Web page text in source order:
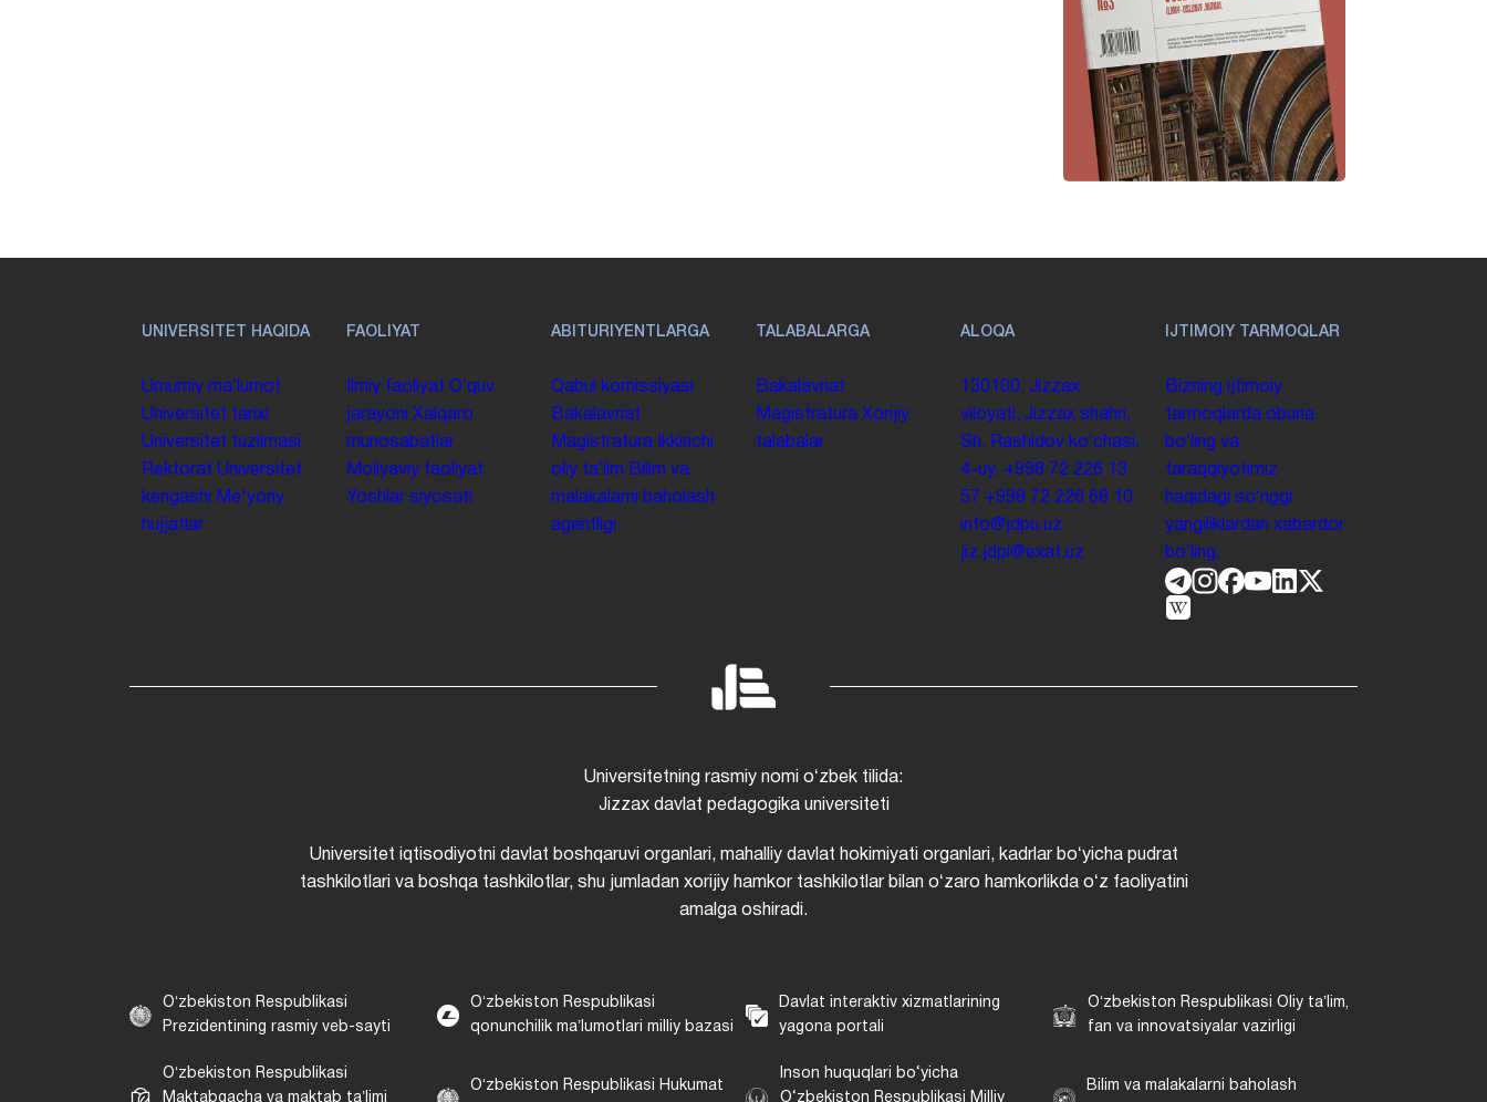
UNIVERSITET HAQIDA
Umumiy maʼlumot
Universitet tarixi
Universitet tuzilmasi
Rektorat Universitet
kengashi
Me'yoriy
hujjatlar
FAOLIYAT
Ilmiy faoliyat Oʻquv
jarayoni Xalqaro
munosabatlar
Moliyaviy faoliyat
Yoshlar siyosati
ABITURIYENTLARGA
Qabul komissiyasi
Bakalavriat
Magistratura
Ikkinchi
oliy taʼlim Bilim va
malakalarni baholash
agentligi
TALABALARGA
Bakalavriat
Magistratura Xorijiy
talabalar
ALOQA
130100. Jizzax
viloyati, Jizzax shahri,
Sh. Rashidov koʻchasi,
4-uy. +998 72 226 13
57 +998 72 226 68 10
info@jdpu.uz
jiz.jdpi@exat.uz
IJTIMOIY TARMOQLAR
Bizning ijtimoiy
tarmoqlarda obuna
boʻling va
taraqqiyotimiz
haqidagi soʻnggi
yangiliklardan xabardor
boʻling.
Universitetning rasmiy nomi oʻzbek tilida:
Jizzax davlat pedagogika universiteti
Universitet iqtisodiyotni davlat boshqaruvi organlari, mahalliy davlat hokimiyati organlari, kadrlar boʻyicha pudrat
tashkilotlari va boshqa tashkilotlar, shu jumladan xorijiy hamkor tashkilotlar bilan oʻzaro hamkorlikda oʻz faoliyatini
amalga oshiradi.
Oʻzbekiston Respublikasi
Prezidentining rasmiy veb-sayti
Oʻzbekiston Respublikasi
qonunchilik maʼlumotlari milliy bazasi
Davlat interaktiv xizmatlarining
yagona portali
Oʻzbekiston Respublikasi Oliy taʼlim,
fan va innovatsiyalar vazirligi
Oʻzbekiston Respublikasi
Maktabgacha va maktab taʼlimi
Oʻzbekiston Respublikasi Hukumat
Inson huquqlari bo‘yicha
O‘zbekiston Respublikasi Milliy
Bilim va malakalarni baholash